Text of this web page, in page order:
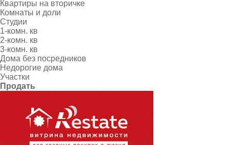
Квартиры на вторичке
Комнаты и доли
Студии
1-комн. кв
2-комн. кв
3-комн. кв
Дома без посредников
Недорогие дома
Участки
Продать